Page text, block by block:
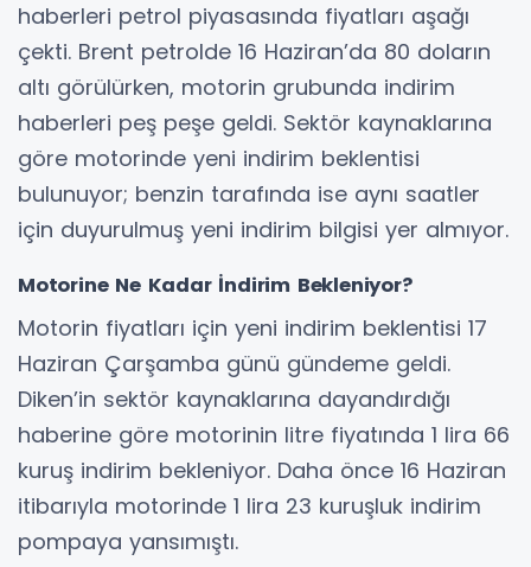
haberleri petrol piyasasında fiyatları aşağı
çekti. Brent petrolde 16 Haziran’da 80 doların
altı görülürken, motorin grubunda indirim
haberleri peş peşe geldi. Sektör kaynaklarına
göre motorinde yeni indirim beklentisi
bulunuyor; benzin tarafında ise aynı saatler
için duyurulmuş yeni indirim bilgisi yer almıyor.
Motorine Ne Kadar İndirim Bekleniyor?
Motorin fiyatları için yeni indirim beklentisi 17
Haziran Çarşamba günü gündeme geldi.
Diken’in sektör kaynaklarına dayandırdığı
haberine göre motorinin litre fiyatında 1 lira 66
kuruş indirim bekleniyor. Daha önce 16 Haziran
itibarıyla motorinde 1 lira 23 kuruşluk indirim
pompaya yansımıştı.